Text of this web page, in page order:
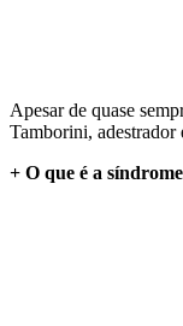
Apesar de quase
Tamborini, adestrador
+ O que é a